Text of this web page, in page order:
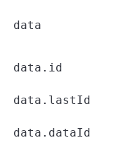
data
data.id
data.lastId
data.dataId